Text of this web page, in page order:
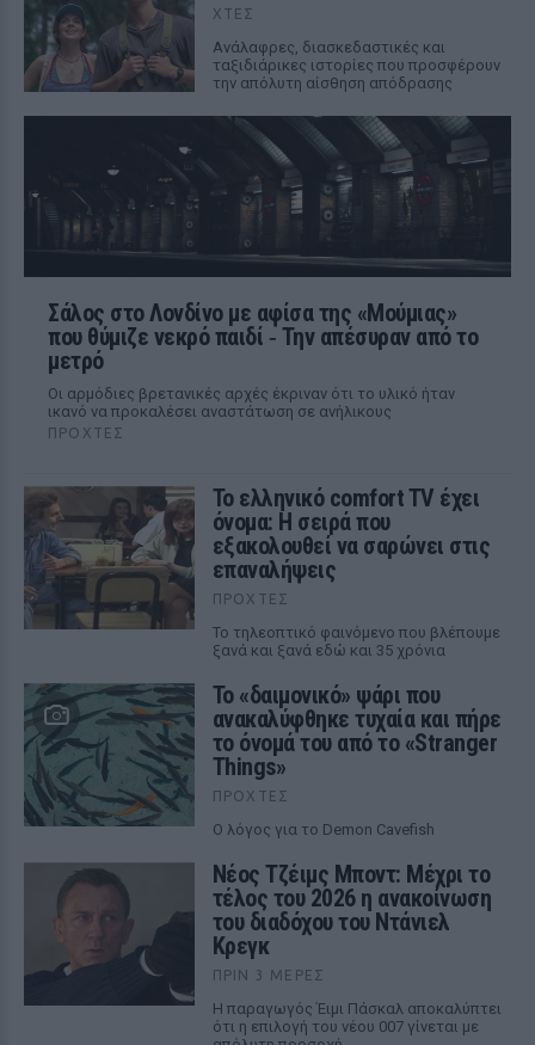
ΧΤΕΣ
Aνάλαφρες, διασκεδαστικές και
ταξιδιάρικες ιστορίες που προσφέρουν
την απόλυτη αίσθηση απόδρασης
Σάλος στο Λονδίνο με αφίσα της «Μούμιας»
που θύμιζε νεκρό παιδί ‑ Την απέσυραν από το
μετρό
Οι αρμόδιες βρετανικές αρχές έκριναν ότι το υλικό ήταν
ικανό να προκαλέσει αναστάτωση σε ανήλικους
ΠΡΟΧΤΈΣ
Το ελληνικό comfort TV έχει
όνομα: Η σειρά που
εξακολουθεί να σαρώνει στις
επαναλήψεις
ΠΡΟΧΤΈΣ
Το τηλεοπτικό φαινόμενο που βλέπουμε
ξανά και ξανά εδώ και 35 χρόνια
Το «δαιμονικό» ψάρι που
ανακαλύφθηκε τυχαία και πήρε
το όνομά του από το «Stranger
Things»
ΠΡΟΧΤΈΣ
Ο λόγος για το Demon Cavefish
Νέος Τζέιμς Μποντ: Μέχρι το
τέλος του 2026 η ανακοίνωση
του διαδόχου του Ντάνιελ
Κρεγκ
ΠΡΙΝ 3 ΜΈΡΕΣ
Η παραγωγός Έιμι Πάσκαλ αποκαλύπτει
ότι η επιλογή του νέου 007 γίνεται με